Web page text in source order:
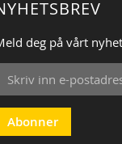
deg på vårt
Up
OurAbonner